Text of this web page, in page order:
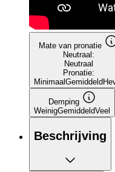
Mate van pronatie
Neutraal:
Neutraal
Pronatie:
MinimaalGemiddeld
Demping
WeinigGemiddeldVeel
Beschrijving